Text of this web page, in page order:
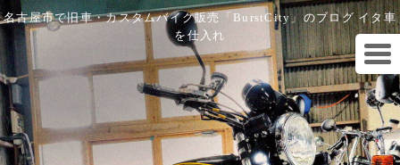
名古屋市で旧車・カスタムバイク販売「BurstCity」のブログ イタ車
を仕入れ